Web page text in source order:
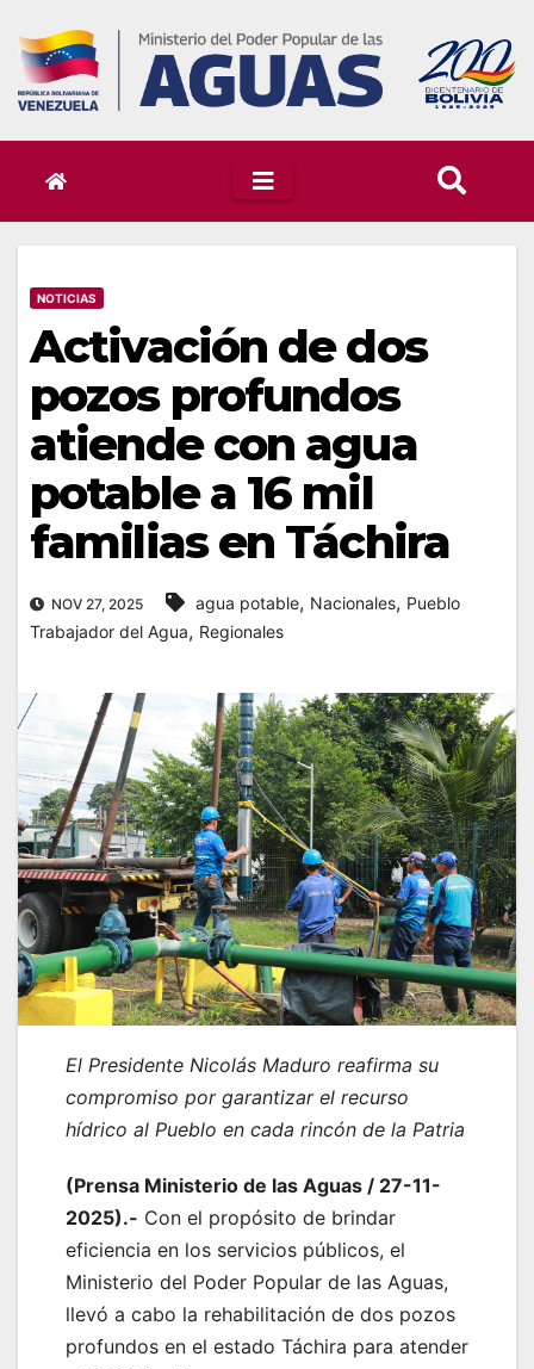
content
NOTICIAS
Activación de dos
pozos profundos
atiende con agua
potable a 16 mil
familias en Táchira
NOV 27, 2025 agua potable, Nacionales, Pueblo
Trabajador del Agua, Regionales
El Presidente Nicolás Maduro reafirma su
compromiso por garantizar el recurso
hídrico al Pueblo en cada rincón de la Patria
(Prensa Ministerio de las Aguas / 27-11-
2025).- Con el propósito de brindar
eficiencia en los servicios públicos, el
Ministerio del Poder Popular de las Aguas,
llevó a cabo la rehabilitación de dos pozos
profundos en el estado Táchira para atender